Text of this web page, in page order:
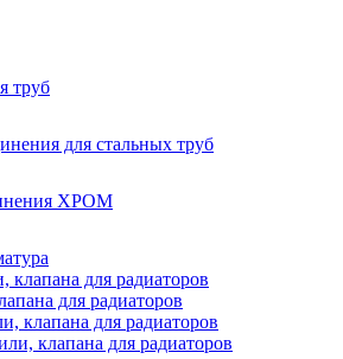
труб
для стальных труб
ХРОМ
клапана для радиаторов
для радиаторов
клапана для радиаторов
клапана для радиаторов